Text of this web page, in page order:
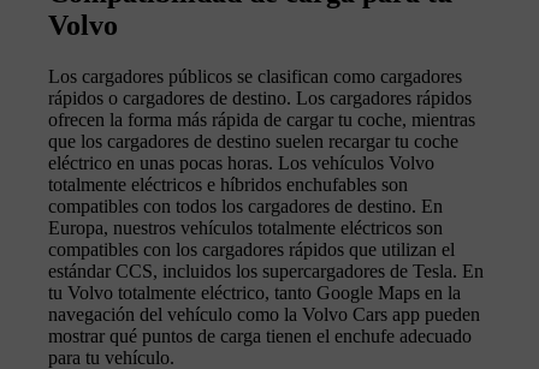
Volvo
Los cargadores públicos se clasifican como cargadores
rápidos o cargadores de destino. Los cargadores rápidos
ofrecen la forma más rápida de cargar tu coche, mientras
que los cargadores de destino suelen recargar tu coche
eléctrico en unas pocas horas. Los vehículos Volvo
totalmente eléctricos e híbridos enchufables son
compatibles con todos los cargadores de destino. En
Europa, nuestros vehículos totalmente eléctricos son
compatibles con los cargadores rápidos que utilizan el
estándar CCS, incluidos los supercargadores de Tesla. En
tu Volvo totalmente eléctrico, tanto Google Maps en la
navegación del vehículo como la Volvo Cars app pueden
mostrar qué puntos de carga tienen el enchufe adecuado
para tu vehículo.